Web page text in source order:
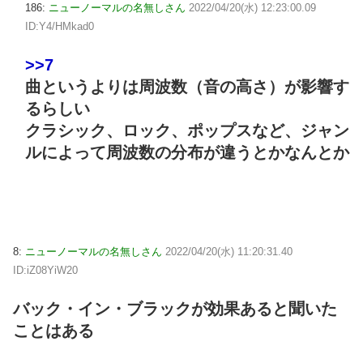
186: ニューノーマルの名無しさん 2022/04/20(水) 12:23:00.09
ID:Y4/HMkad0
>>7
曲というよりは周波数（音の高さ）が影響す
るらしい
クラシック、ロック、ポップスなど、ジャン
ルによって周波数の分布が違うとかなんとか
8: ニューノーマルの名無しさん 2022/04/20(水) 11:20:31.40
ID:iZ08YiW20
バック・イン・ブラックが効果あると聞いた
ことはある